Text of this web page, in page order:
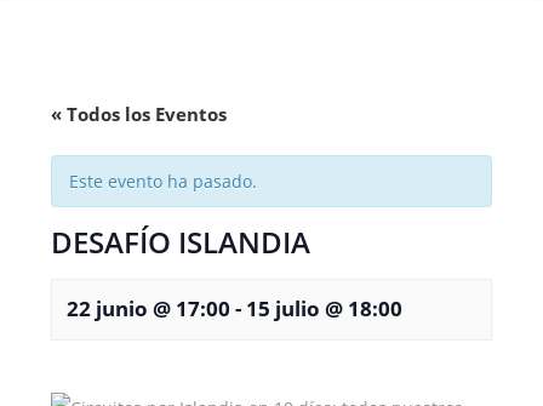
« Todos los Eventos
Este evento ha pasado.
DESAFÍO ISLANDIA
22 junio @ 17:00 - 15 julio @ 18:00